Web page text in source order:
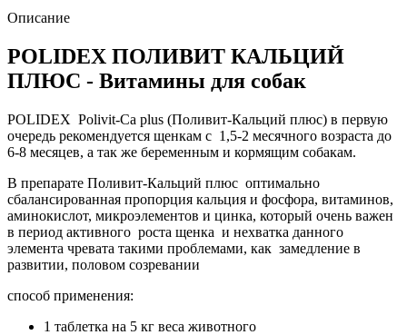
Описание
POLIDEX ПОЛИВИТ КАЛЬЦИЙ
ПЛЮС - Витамины для собак
POLIDEX Polivit-Ca plus (Поливит-Кальций плюс) в первую
очередь рекомендуется щенкам с 1,5-2 месячного возраста до
6-8 месяцев, а так же беременным и кормящим собакам.
В препарате Поливит-Кальций плюс оптимально
сбалансированная пропорция кальция и фосфора, витаминов,
аминокислот, микроэлементов и цинка, который очень важен
в период активного роста щенка и нехватка данного
элемента чревата такими проблемами, как замедление в
развитии, половом созревании
способ применения:
1 таблетка на 5 кг веса животного